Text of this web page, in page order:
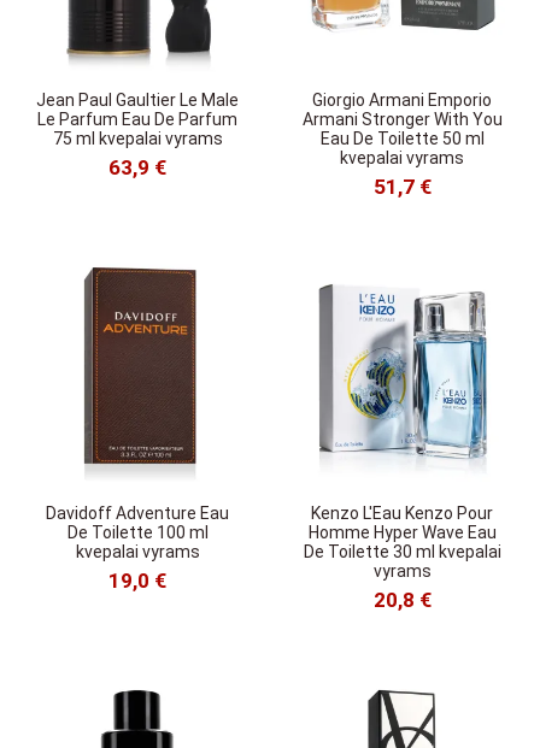
Jean Paul Gaultier Le Male
Le Parfum Eau De Parfum
75 ml kvepalai vyrams
63,9 €
Giorgio Armani Emporio
Armani Stronger With You
Eau De Toilette 50 ml
kvepalai vyrams
51,7 €
Davidoff Adventure Eau
De Toilette 100 ml
kvepalai vyrams
19,0 €
Kenzo L'Eau Kenzo Pour
Homme Hyper Wave Eau
De Toilette 30 ml kvepalai
vyrams
20,8 €